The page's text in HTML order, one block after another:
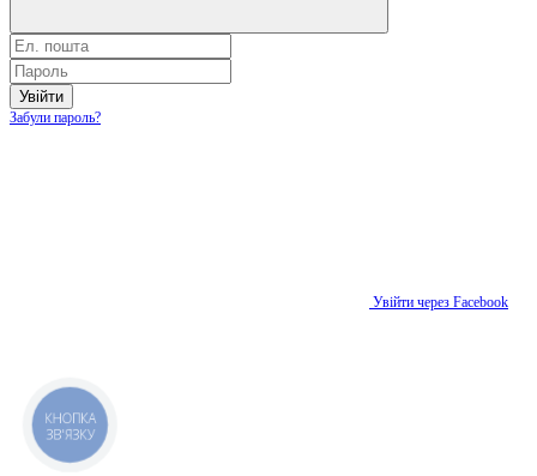
Увійти
Забули пароль?
Увійти через Facebook
КНОПКА
ЗВ'ЯЗКУ